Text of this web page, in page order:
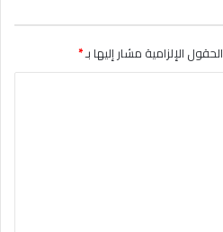
الحقول الإلزامية مشار إليها بـ*